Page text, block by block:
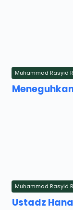
Muhammad Rasyid
Sunday, 8 February
Muhammad Rasyid
Friday, 2 June 2023
Ustadz